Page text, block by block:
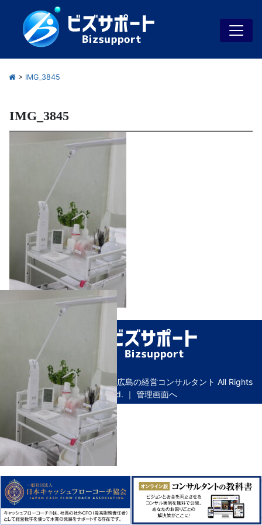
> IMG_3845
IMG_3845
© Copyright ビズサポート｜広島の経営コンサルタント All Rights
Reserved. ｜ 管理画面へ